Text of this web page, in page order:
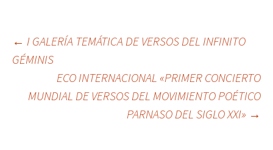
Navegación
de
← I GALERÍA TEMÁTICA DE VERSOS DEL INFINITO
GÉMINIS
ECO INTERNACIONAL «PRIMER CONCIERTO
MUNDIAL DE VERSOS DEL MOVIMIENTO POÉTICO
PARNASO DEL SIGLO XXI» →